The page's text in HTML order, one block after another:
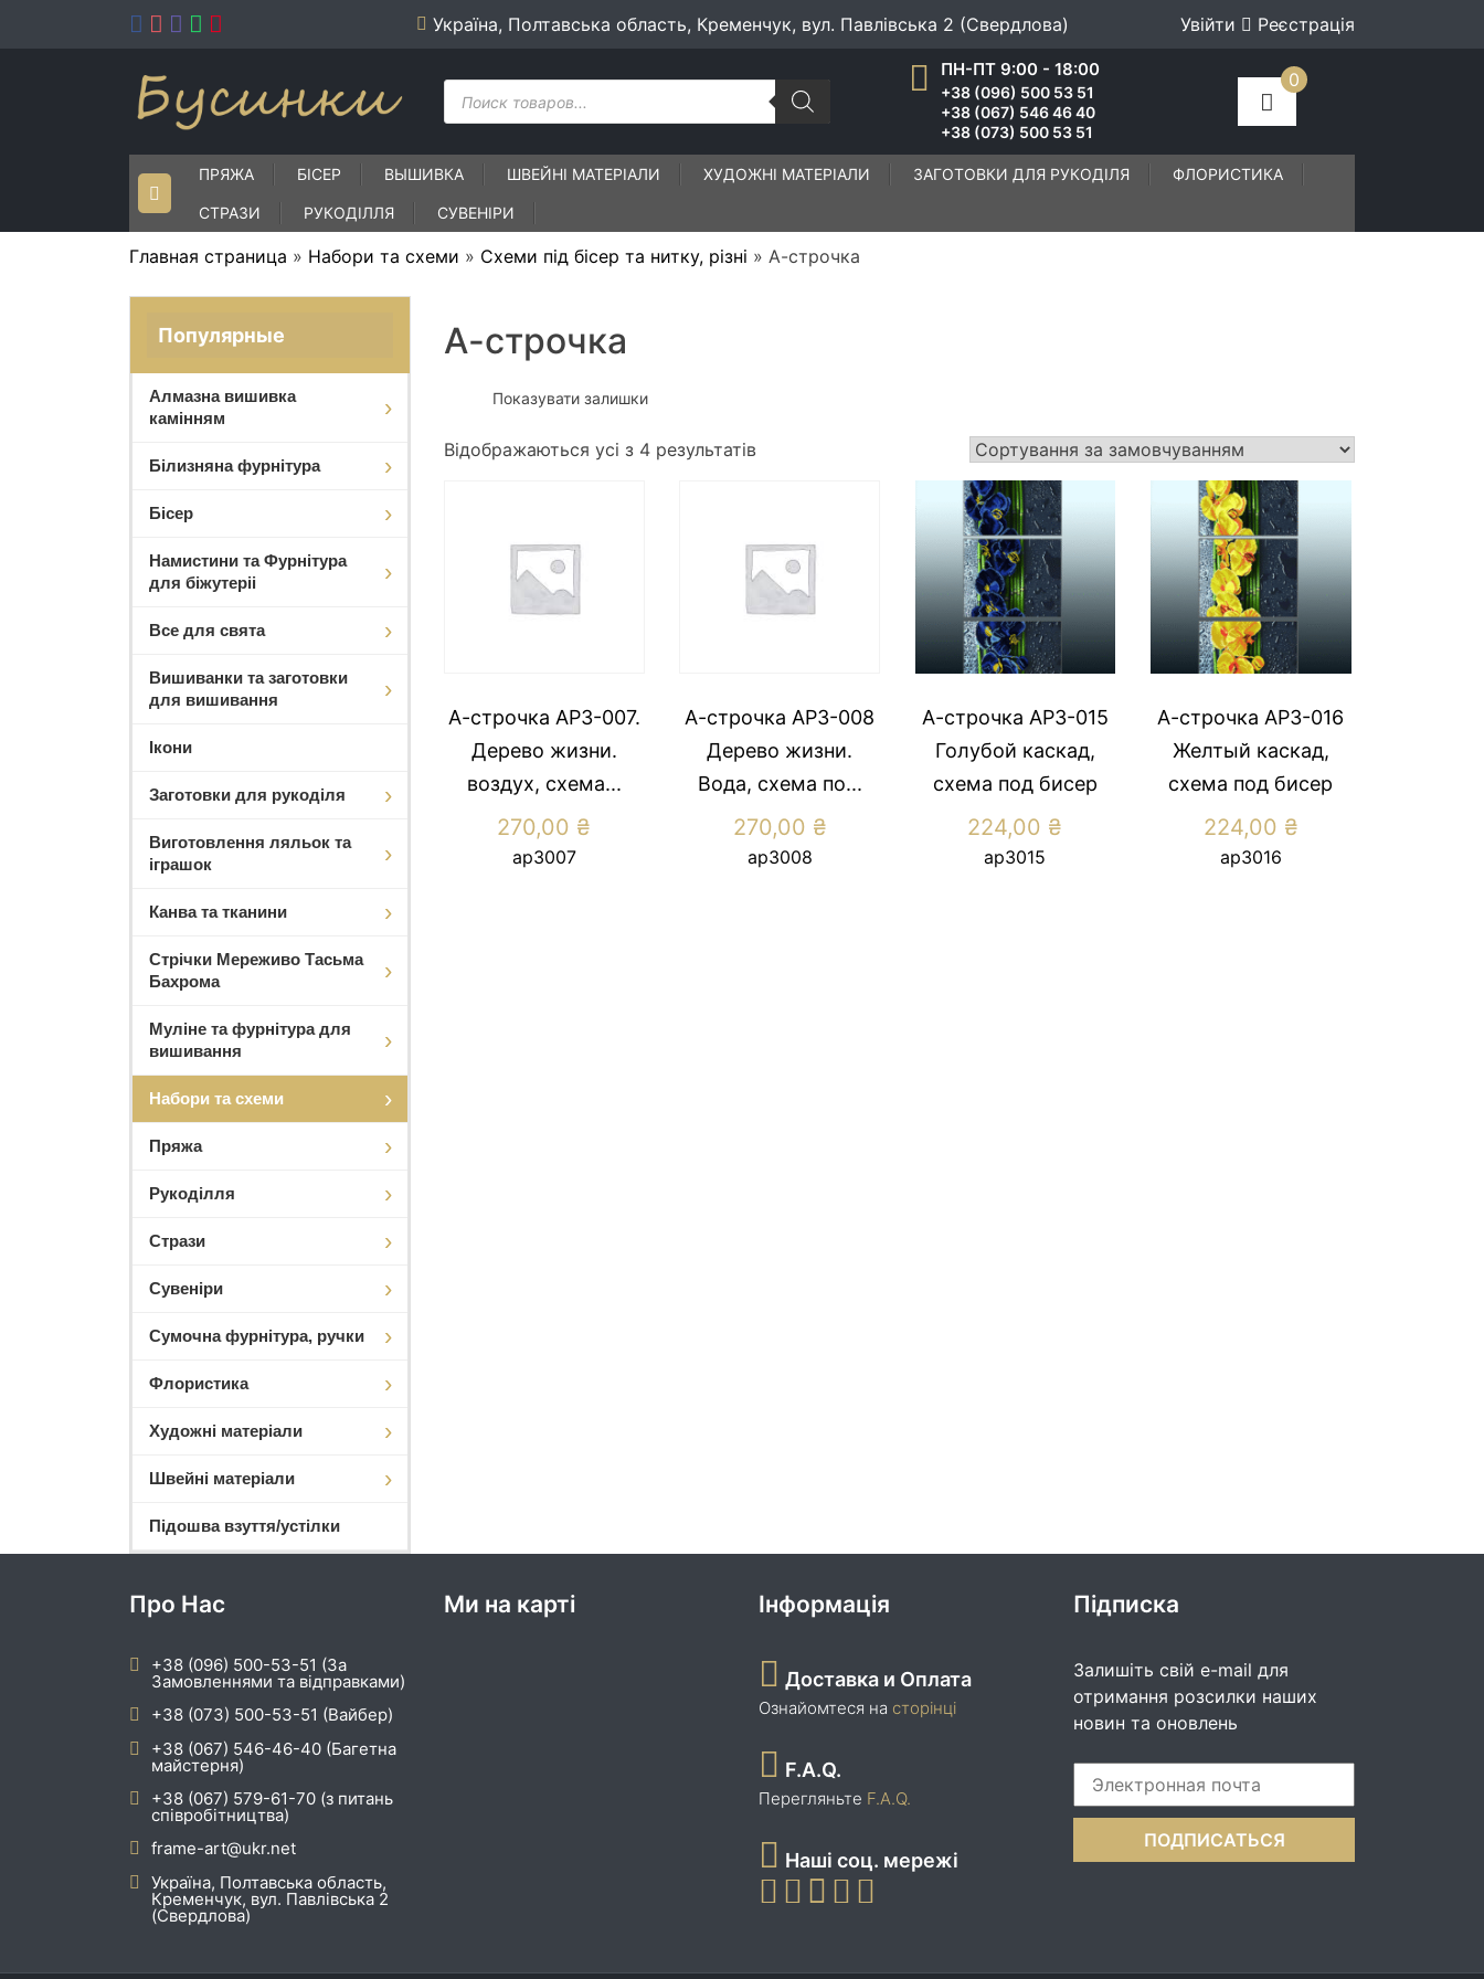
Україна, Полтавська область, Кременчук, вул. Павлівська 2 (Свердлова) Увійти Реєстрація
Пошук
товарів
ПН-ПТ 9:00 - 18:00
+38 (096) 500 53 51
+38 (067) 546 46 40
+38 (073) 500 53 51
0
ПРЯЖА БІСЕР ВЫШИВКА ШВЕЙНІ МАТЕРІАЛИ ХУДОЖНІ МАТЕРІАЛИ ЗАГОТОВКИ ДЛЯ РУКОДІЛЯ ФЛОРИСТИКА
СТРАЗИ РУКОДІЛЛЯ СУВЕНІРИ
Главная страница » Набори та схеми » Схеми під бісер та нитку, різні » А-строчка
Популярные
Алмазна вишивка
камінням
Білизняна фурнітура
Бісер
Намистини та Фурнітура
для біжутеріі
Все для свята
Вишиванки та заготовки
для вишивання
Ікони
Заготовки для рукоділя
Виготовлення ляльок та
іграшок
Канва та тканини
Стрічки Мереживо Тасьма
Бахрома
Муліне та фурнітура для
вишивання
Набори та схеми
Пряжа
Рукоділля
Стрази
Сувеніри
Сумочна фурнітура, ручки
Флористика
Художні матеріали
Швейні матеріали
Підошва взуття/устілки
А-строчка
Показувати залишки
Відображаються усі з 4 результатів
А-строчка АР3-007.
Дерево жизни.
воздух, схема...
270,00 ₴
ар3007
А-строчка АР3-008
Дерево жизни.
Вода, схема по...
270,00 ₴
ар3008
А-строчка АР3-015
Голубой каскад,
схема под бисер
224,00 ₴
ар3015
А-строчка АР3-016
Желтый каскад,
схема под бисер
224,00 ₴
ар3016
Про Нас
+38 (096) 500-53-51 (За
Замовленнями та відправками)
+38 (073) 500-53-51 (Вайбер)
+38 (067) 546-46-40 (Багетна
майстерня)
+38 (067) 579-61-70 (з питань
співробітництва)
frame-art@ukr.net
Україна, Полтавська область,
Кременчук, вул. Павлівська 2
(Свердлова)
Ми на карті Інформація
Доставка и Оплата
Ознайомтеся на сторінці
F.A.Q.
Перегляньте F.A.Q.
Наші соц. мережі
Підписка
Залишіть свій e-mail для
отримання розсилки наших
новин та оновлень